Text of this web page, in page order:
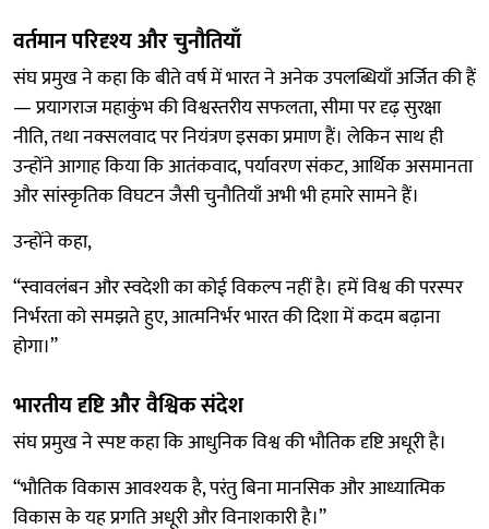
वर्तमान परिदृश्य और चुनौतियाँ
संघ प्रमुख ने कहा कि बीते वर्ष में भारत ने अनेक उपलब्धियाँ अर्जित की हैं
— प्रयागराज महाकुंभ की विश्वस्तरीय सफलता, सीमा पर दृढ़ सुरक्षा
नीति, तथा नक्सलवाद पर नियंत्रण इसका प्रमाण हैं। लेकिन साथ ही
उन्होंने आगाह किया कि आतंकवाद, पर्यावरण संकट, आर्थिक असमानता
और सांस्कृतिक विघटन जैसी चुनौतियाँ अभी भी हमारे सामने हैं।
उन्होंने कहा,
“स्वावलंबन और स्वदेशी का कोई विकल्प नहीं है। हमें विश्व की परस्पर
निर्भरता को समझते हुए, आत्मनिर्भर भारत की दिशा में कदम बढ़ाना
होगा।”
भारतीय दृष्टि और वैश्विक संदेश
संघ प्रमुख ने स्पष्ट कहा कि आधुनिक विश्व की भौतिक दृष्टि अधूरी है।
“भौतिक विकास आवश्यक है, परंतु बिना मानसिक और आध्यात्मिक
विकास के यह प्रगति अधूरी और विनाशकारी है।”